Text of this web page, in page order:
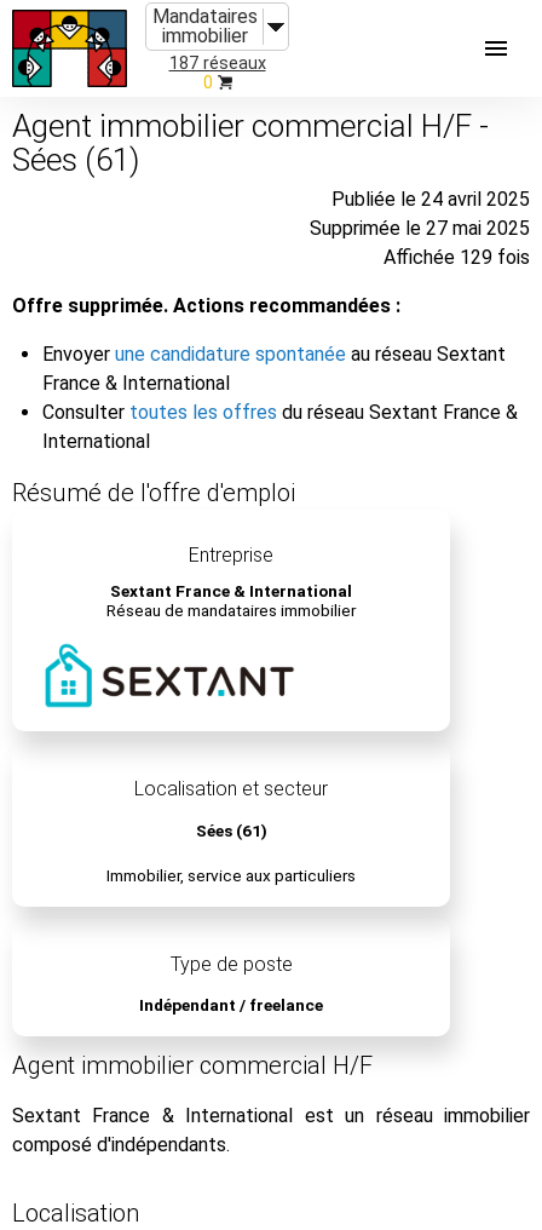
Mandataires
immobilier
187 réseaux
0
Agent immobilier commercial H/F -
Sées (61)
Publiée le 24 avril 2025
Supprimée le 27 mai 2025
Affichée 129 fois
Offre supprimée. Actions recommandées :
Envoyer une candidature spontanée au réseau Sextant
France & International
Consulter toutes les offres du réseau Sextant France &
International
Résumé de l'offre d'emploi
Entreprise
Sextant France & International
Réseau de mandataires immobilier
Localisation et secteur
Sées (61)
Immobilier, service aux particuliers
Type de poste
Indépendant / freelance
Agent immobilier commercial H/F
Sextant France & International est un réseau immobilier
composé d'indépendants.
Localisation